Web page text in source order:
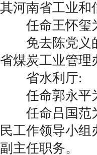
其河南省工业和
任命王怀玺为
免去陈党义的
省煤炭工业管理
省水利厅:
任命郭永平
任命吕国范为
民工作领导小
副主任职务。